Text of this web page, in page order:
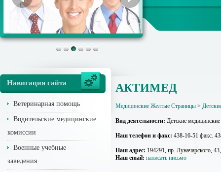
Навигация сайта
Ветеринарная помощь
Водительские медицинские
комиссии
Военные учебные
заведения
АКТИМЕД
Медицинские Желтые Страницы >
Вид деятельности: Детские
Наш телефон и факс: 438-16-51 факс.
Наш адрес: 194291, пр. Луначарского,
Наш email: написать письмо